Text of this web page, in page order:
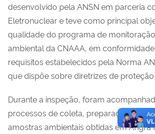
desenvolvido pela ANSN em parceria
Eletronuclear e teve como principal
qualidade do programa de
ambiental da CNAAA, em
requisitos estabelecidos pela Norma
que dispõe sobre diretrizes de
Durante a inspeção, foram
processos de coleta, preparação e
amostras ambientais obtidas em Angra